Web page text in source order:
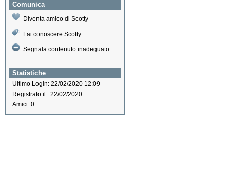
Comunica
Diventa amico di Scotty
Fai conoscere Scotty
Segnala contenuto inadeguato
Statistiche
Ultimo Login: 22/02/2020 12:09
Registrato il : 22/02/2020
Amici: 0